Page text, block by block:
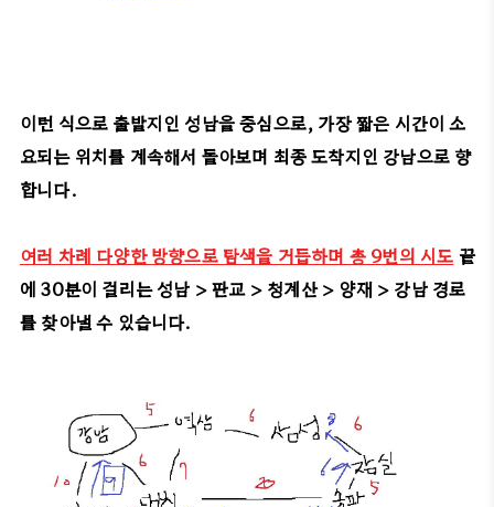
이런 식으로 출발지인 성남을 중심으로, 가장 짧은 시간이 소
요되는 위치를 계속해서 돌아보며 최종 도착지인 강남으로 향
합니다.
여러 차례 다양한 방향으로 탐색을 거듭하며 총 9번의 시도 끝
에 30분이 걸리는 성남 > 판교 > 청계산 > 양재 > 강남 경로
를 찾아낼 수 있습니다.